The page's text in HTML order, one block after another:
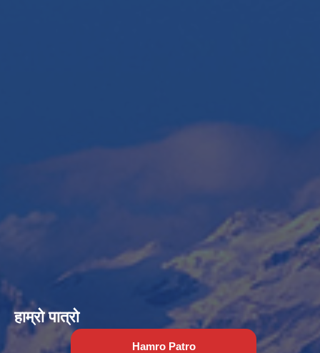
हाम्रो पात्रो
Hamro Patro